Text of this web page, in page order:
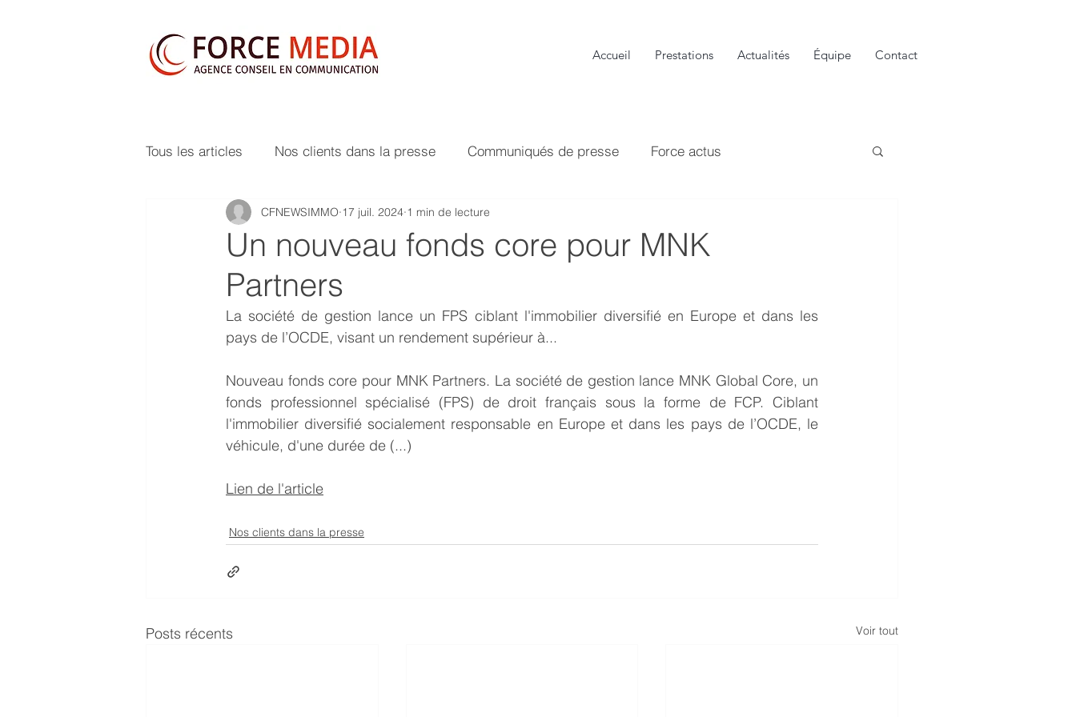
Accueil Prestations Actualités Équipe Contact
Tous les articles Nos clients dans la presse Communiqués de presse Force actus
Un nouveau fonds core pour MNK
Partners
CFNEWSIMMO 17 juil. 2024 1 min de lecture
La société de gestion lance un FPS ciblant l'immobilier diversifié en Europe et dans les
pays de l’OCDE, visant un rendement supérieur à...
Nouveau fonds core pour MNK Partners. La société de gestion lance MNK Global Core, un
fonds professionnel spécialisé (FPS) de droit français sous la forme de FCP. Ciblant
l'immobilier diversifié socialement responsable en Europe et dans les pays de l’OCDE, le
véhicule, d'une durée de (...)
Lien de l'article
Nos clients dans la presse
Posts récents Voir tout